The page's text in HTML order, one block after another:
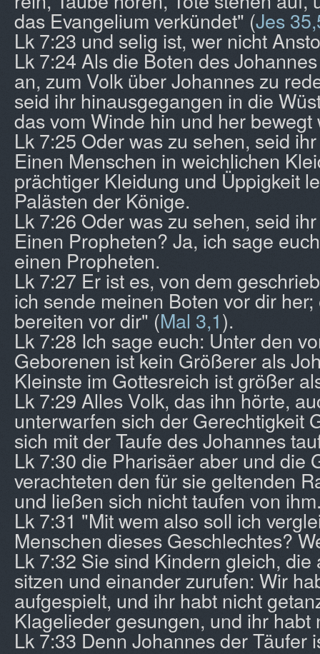
das Evangelium verkündet" (Jes
Lk 7:23 und selig ist, wer nicht
Lk 7:24 Als die Boten des
an, zum Volk über Johannes zu
seid ihr hinausgegangen in die
das vom Winde hin und her bewegt
Lk 7:25 Oder was zu sehen, seid
Einen Menschen in weichlichen
prächtiger Kleidung und Üppigkeit
Palästen der Könige.
Lk 7:26 Oder was zu sehen, seid
Einen Propheten? Ja, ich sage
einen Propheten.
Lk 7:27 Er ist es, von dem
ich sende meinen Boten vor dir
bereiten vor dir" (Mal 3,1).
Lk 7:28 Ich sage euch: Unter den
Geborenen ist kein Größerer als
Kleinste im Gottesreich ist größer
Lk 7:29 Alles Volk, das ihn hörte,
unterwarfen sich der Gerechtigkeit
sich mit der Taufe des Johannes
Lk 7:30 die Pharisäer aber und die
verachteten den für sie geltenden
und ließen sich nicht taufen von
Lk 7:31 "Mit wem also soll ich
Menschen dieses Geschlechtes?
Lk 7:32 Sie sind Kindern gleich, die
sitzen und einander zurufen: Wir
aufgespielt, und ihr habt nicht
Klagelieder gesungen, und ihr habt
Lk 7:33 Denn Johannes der Täufer